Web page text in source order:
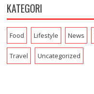
KATEGORI
Food Lifestyle News
Travel Uncategorized